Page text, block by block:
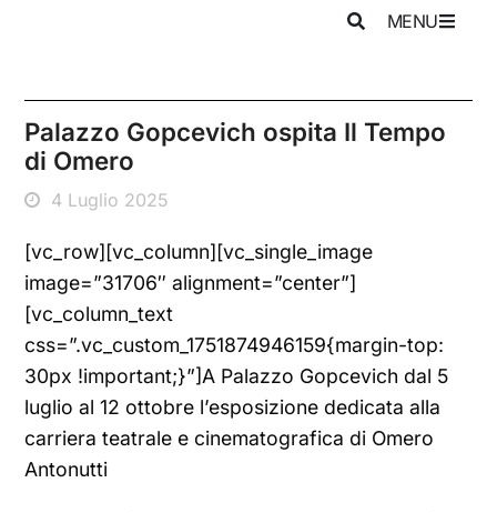
MENU
Palazzo Gopcevich ospita Il Tempo
di Omero
4 Luglio 2025
[vc_row][vc_column][vc_single_image
image=”31706″ alignment=”center”]
[vc_column_text
css=”.vc_custom_1751874946159{margin-top:
30px !important;}”]A Palazzo Gopcevich dal 5
luglio al 12 ottobre l’esposizione dedicata alla
carriera teatrale e cinematografica di Omero
Antonutti